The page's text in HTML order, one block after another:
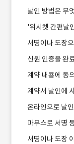
날인 방법은 무
'위시켓 간편날
서명이나 도장
신원 인증을 완
계약 내용에 동
계약서 날인에
온라인으로 날
마우스로 서명
서명이나 도장